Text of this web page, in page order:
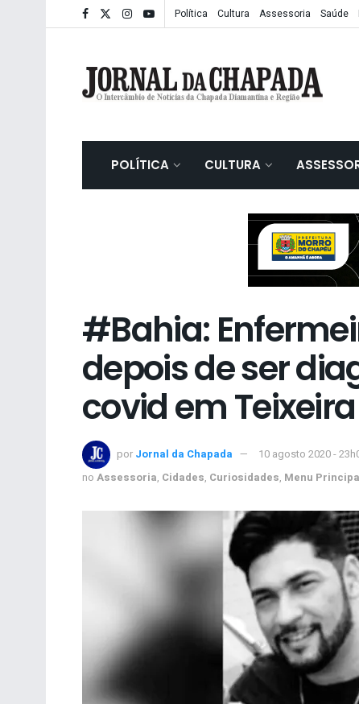
Política Cultura Assessoria Saúde
POLÍTICA CULTURA
#Bahia:
depois de ser
covid em
por Jornal da Chapada
10 agosto 2020 -
no Assessoria, Cidades, Curiosidades, Menu